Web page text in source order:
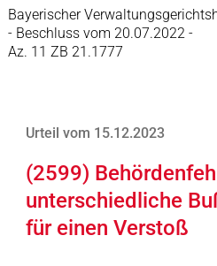
Bayerischer
- Beschluss vom 20.07.2022 -
Az. 11 ZB 21.1777
Urteil vom 15.12.2023
(2599)
unterschiedliche
für einen Verstoß